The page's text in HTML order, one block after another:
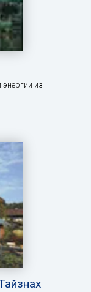
энергии из